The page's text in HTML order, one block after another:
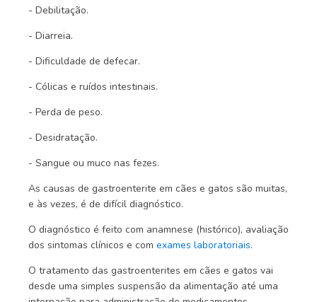
- Debilitação.
- Diarreia.
- Dificuldade de defecar.
- Cólicas e ruídos intestinais.
- Perda de peso.
- Desidratação.
- Sangue ou muco nas fezes.
As causas de gastroenterite em cães e gatos são muitas,
e às vezes, é de difícil diagnóstico.
O diagnóstico é feito com anamnese (histórico), avaliação
dos sintomas clínicos e com exames laboratoriais.
O tratamento das gastroenterites em cães e gatos vai
desde uma simples suspensão da alimentação até uma